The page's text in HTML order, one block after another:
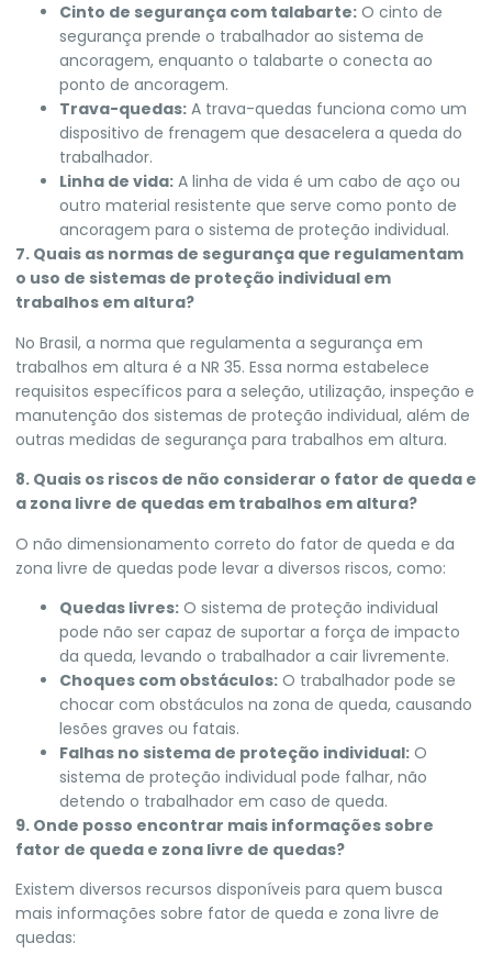
Cinto de segurança com talabarte: O cinto de
segurança prende o trabalhador ao sistema de
ancoragem, enquanto o talabarte o conecta ao
ponto de ancoragem.
Trava-quedas: A trava-quedas funciona como um
dispositivo de frenagem que desacelera a queda do
trabalhador.
Linha de vida: A linha de vida é um cabo de aço ou
outro material resistente que serve como ponto de
ancoragem para o sistema de proteção individual.
7. Quais as normas de segurança que regulamentam
o uso de sistemas de proteção individual em
trabalhos em altura?
No Brasil, a norma que regulamenta a segurança em
trabalhos em altura é a NR 35. Essa norma estabelece
requisitos específicos para a seleção, utilização, inspeção e
manutenção dos sistemas de proteção individual, além de
outras medidas de segurança para trabalhos em altura.
8. Quais os riscos de não considerar o fator de queda e
a zona livre de quedas em trabalhos em altura?
O não dimensionamento correto do fator de queda e da
zona livre de quedas pode levar a diversos riscos, como:
Quedas livres: O sistema de proteção individual
pode não ser capaz de suportar a força de impacto
da queda, levando o trabalhador a cair livremente.
Choques com obstáculos: O trabalhador pode se
chocar com obstáculos na zona de queda, causando
lesões graves ou fatais.
Falhas no sistema de proteção individual: O
sistema de proteção individual pode falhar, não
detendo o trabalhador em caso de queda.
9. Onde posso encontrar mais informações sobre
fator de queda e zona livre de quedas?
Existem diversos recursos disponíveis para quem busca
mais informações sobre fator de queda e zona livre de
quedas: